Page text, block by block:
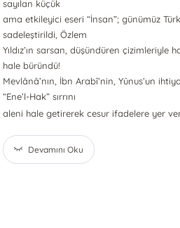
sayılan küçük
ama etkileyici eseri “İnsan”; günümüz
sadeleştirildi, Özlem
Yıldız’ın sarsan, düşündüren çizimleriyle
hale büründü!
Mevlânâ’nın, İbn Arabî’nin, Yûnus’un
“Ene’l-Hak” sırrını
aleni hale getirerek cesur ifadelere yer
Devamını Oku